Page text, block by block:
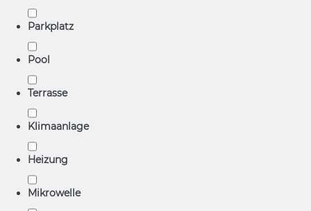
Parkplatz
Pool
Terrasse
Klimaanlage
Heizung
Mikrowelle